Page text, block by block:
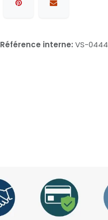
Référence interne: VS-0444